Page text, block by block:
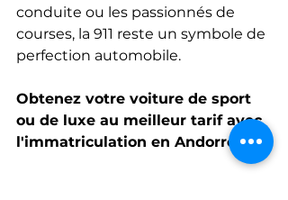
conduite ou les passionnés de
courses, la 911 reste un symbole de
perfection automobile.
Obtenez votre voiture de sport
ou de luxe au meilleur tarif avec
l'immatriculation en Andorre.